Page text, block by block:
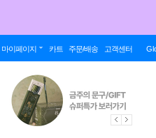
마이페이지 카트 주문/배송 고객센터